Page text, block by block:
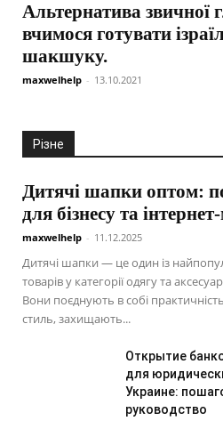
Альтернатива звичної
вчимося готувати
шакшуку.
maxwelhelp - 13.10.2021
Різне
Дитячі шапки оптом:
для бізнесу та
maxwelhelp - 11.12.2025
Дитячі шапки — це один із
товарів у категорії одягу та
Вони поєднують в собі
стиль, захищають...
Открытие
для
Украине:
руководство